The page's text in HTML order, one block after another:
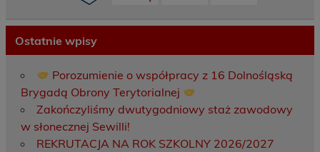
Ostatnie wpisy
Porozumienie o współpracy z 16 Dolnośląską
Brygadą Obrony Terytorialnej
Zakończyliśmy dwutygodniowy staż zawodowy
w słonecznej Sewilli!
REKRUTACJA NA ROK SZKOLNY 2026/2027